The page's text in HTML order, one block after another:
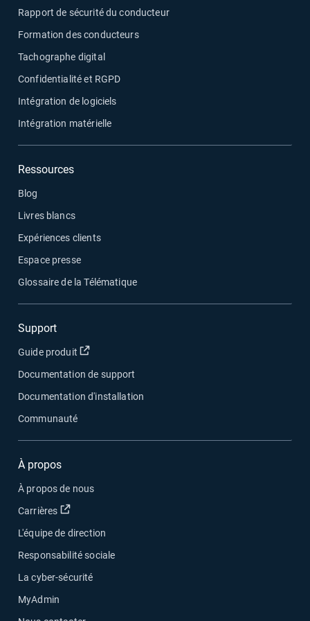
Rapport de sécurité du conducteur
Formation des conducteurs
Tachographe digital
Confidentialité et RGPD
Intégration de logiciels
Intégration matérielle
Ressources
Blog
Livres blancs
Expériences clients
Espace presse
Glossaire de la Télématique
Support
Guide produit Ouvrir dans une nouvelle fenêtre
Documentation de support
Documentation d'installation
Communauté
À propos
À propos de nous
Carrières
Ouvrir dans une nouvelle fenêtre
L'équipe de direction
Responsabilité sociale
La cyber-sécurité
MyAdmin